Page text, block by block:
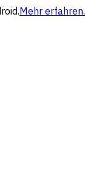
Mehr erfahren.